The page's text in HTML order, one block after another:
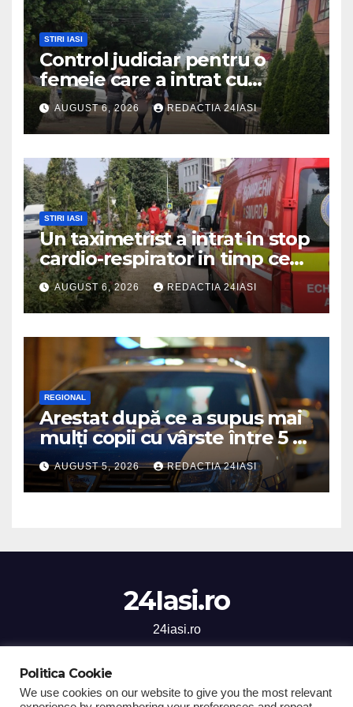
STIRI IASI
Control judiciar pentru o
femeie care a intrat cu
mașina într-o turmă de oi
AUGUST 6, 2026 REDACTIA 24IASI
STIRI IASI
Un taximetrist a intrat în stop
cardio-respirator in timp ce
se afla la volan
AUGUST 6, 2026 REDACTIA 24IASI
REGIONAL
Arestat după ce a supus mai
mulți copii cu vârste între 5 și
16 ani unor orori de
neimaginat
AUGUST 5, 2026 REDACTIA 24IASI
24Iasi.ro
24iasi.ro
Politica Cookie
We use cookies on our website to give you the most relevant